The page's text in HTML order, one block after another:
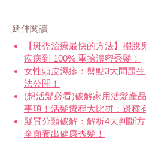
延伸閱讀
【斑秃治療最快的方法】擺
疾病到 100% 重拾濃密秀髮！
女性頭皮濕疹：盤點3大問題
法公開！
(想活髮必看)破解家用活髮產
事項！活髮療程大比拼：邊種
髮質分類破解：解析4大判斷
全面養出健康秀髮！